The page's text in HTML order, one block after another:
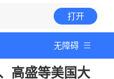
打开
无障碍
高盛等美国大